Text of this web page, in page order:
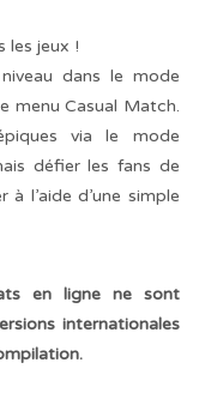
les jeux !
dans le mode
menu Casual Match.
via le mode
défier les fans de
l’aide d’une simple
en ligne ne sont
internationales